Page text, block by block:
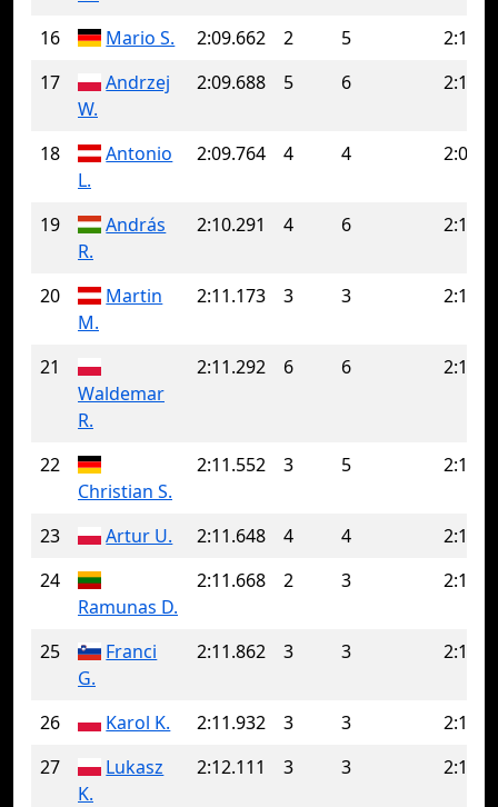
16 Mario S. 2:09.662 2 5
17
Andrzej
W.
2:09.688 5 6
18
Antonio
L.
2:09.764 4 4
19
András
R.
2:10.291 4 6
20
Martin
M.
2:11.173 3 3
21
Waldemar
R.
2:11.292 6 6
22
Christian S.
2:11.552 3 5
23 Artur U. 2:11.648 4 4
24
Ramunas D.
2:11.668 2 3
25
Franci
G.
2:11.862 3 3
26 Karol K. 2:11.932 3 3
27
Lukasz
K.
2:12.111 3 3